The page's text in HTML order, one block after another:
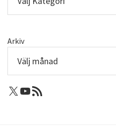
Arkiv
X: Femtejuli
Youtube
RSS-flöde